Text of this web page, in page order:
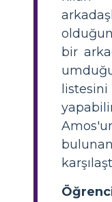
bir